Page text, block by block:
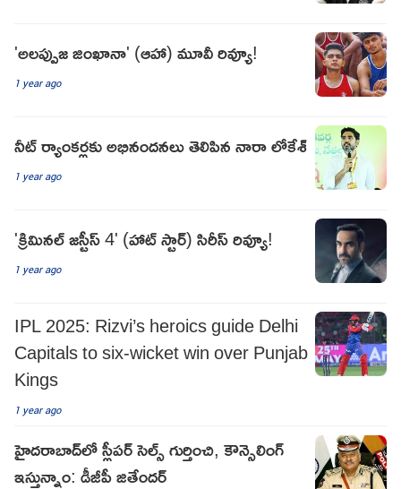
'అలప్పుజ జింఖానా' (ఆహా) మూవీ రివ్యూ!
1 year ago
నీట్ ర్యాంకర్లకు అభినందనలు తెలిపిన నారా లోకేశ్
1 year ago
'క్రిమినల్ జస్టీస్ 4' (హాట్ స్టార్) సిరీస్ రివ్యూ!
1 year ago
IPL 2025: Rizvi’s heroics guide Delhi
Capitals to six-wicket win over Punjab
Kings
1 year ago
హైదరాబాద్‌లో స్లీపర్‌ సెల్స్‌ గుర్తించి, కౌన్సెలింగ్‌
ఇస్తున్నాం: డీజీపీ జితేందర్